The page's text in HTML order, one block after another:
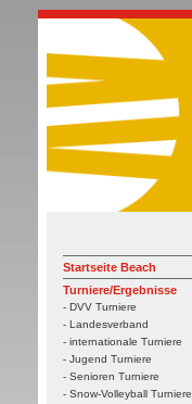
Startseite Beach
Turniere/Ergebnisse
- DVV Turniere
- Landesverband
- internationale Turniere
- Jugend Turniere
- Senioren Turniere
- Snow-Volleyball Turniere